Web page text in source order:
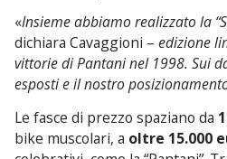
«Insieme abbiamo realizzato la
dichiara Cavaggioni – edizione
vittorie di Pantani nel 1998. Sui
esposti e il nostro
Le fasce di prezzo spaziano da
bike muscolari, a oltre 15.000